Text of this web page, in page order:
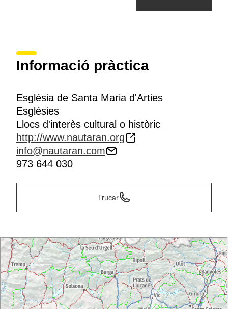
Informació pràctica
Església de Santa Maria d'Arties
Esglésies
Llocs d'interès cultural o històric
http://www.nautaran.org
info@nautaran.com
973 644 030
Trucar